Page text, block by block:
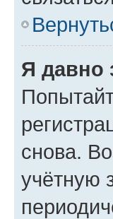
Я давно
снова.
учётную